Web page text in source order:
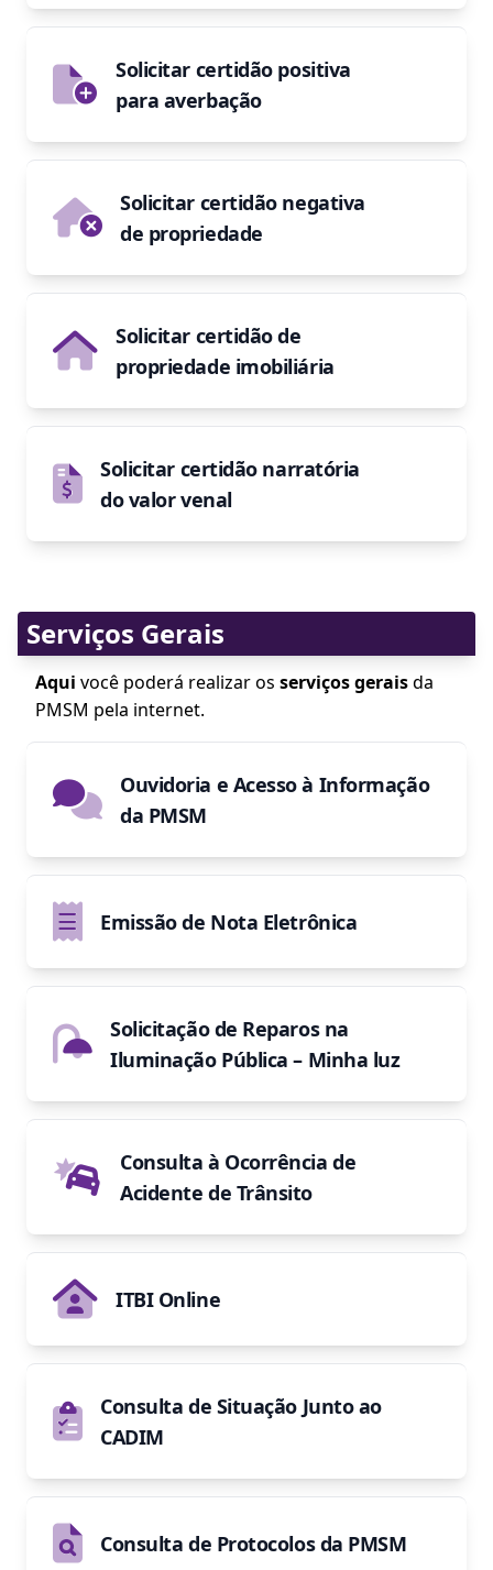
Solicitar certidão positiva
para averbação
Solicitar certidão negativa
de propriedade
Solicitar certidão de
propriedade imobiliária
Solicitar certidão narratória
do valor venal
Serviços Gerais
Aqui você poderá realizar os serviços geraisda
PMSM pela internet.
Ouvidoria e Acesso à Informação
da PMSM
Emissão de Nota Eletrônica
Solicitação de Reparos na
Iluminação Pública – Minha luz
Consulta à Ocorrência de
Acidente de Trânsito
ITBI Online
Consulta de Situação Junto ao
CADIM
Consulta de Protocolos da PMSM